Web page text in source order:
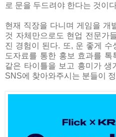
로 문을 두드려야 한다는 것이
현재 직장을 다니며 게임을 개
것 자체만으로도 현업 전문가
진 경험이 된다. 또, 운 좋게 수
도자료를 통한 홍보 효과를
같은 타이틀을 보고 흥미가
SNS에 찾아와주시는 분들이